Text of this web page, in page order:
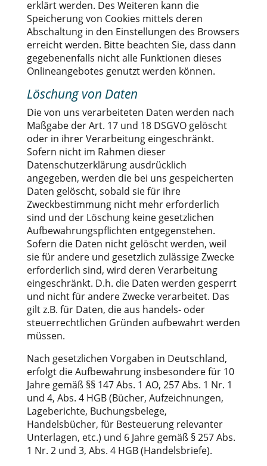
erklärt werden. Des Weiteren kann die
Speicherung von Cookies mittels deren
Abschaltung in den Einstellungen des Browsers
erreicht werden. Bitte beachten Sie, dass dann
gegebenenfalls nicht alle Funktionen dieses
Onlineangebotes genutzt werden können.
Löschung von Daten
Die von uns verarbeiteten Daten werden nach
Maßgabe der Art. 17 und 18 DSGVO gelöscht
oder in ihrer Verarbeitung eingeschränkt.
Sofern nicht im Rahmen dieser
Datenschutzerklärung ausdrücklich
angegeben, werden die bei uns gespeicherten
Daten gelöscht, sobald sie für ihre
Zweckbestimmung nicht mehr erforderlich
sind und der Löschung keine gesetzlichen
Aufbewahrungspflichten entgegenstehen.
Sofern die Daten nicht gelöscht werden, weil
sie für andere und gesetzlich zulässige Zwecke
erforderlich sind, wird deren Verarbeitung
eingeschränkt. D.h. die Daten werden gesperrt
und nicht für andere Zwecke verarbeitet. Das
gilt z.B. für Daten, die aus handels- oder
steuerrechtlichen Gründen aufbewahrt werden
müssen.
Nach gesetzlichen Vorgaben in Deutschland,
erfolgt die Aufbewahrung insbesondere für 10
Jahre gemäß §§ 147 Abs. 1 AO, 257 Abs. 1 Nr. 1
und 4, Abs. 4 HGB (Bücher, Aufzeichnungen,
Lageberichte, Buchungsbelege,
Handelsbücher, für Besteuerung relevanter
Unterlagen, etc.) und 6 Jahre gemäß § 257 Abs.
1 Nr. 2 und 3, Abs. 4 HGB (Handelsbriefe).